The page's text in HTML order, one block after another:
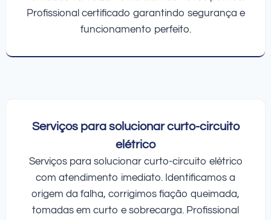
Profissional certificado garantindo segurança e
funcionamento perfeito.
Serviços para solucionar curto-circuito
elétrico
Serviços para solucionar curto-circuito elétrico
com atendimento imediato. Identificamos a
origem da falha, corrigimos fiação queimada,
tomadas em curto e sobrecarga. Profissional